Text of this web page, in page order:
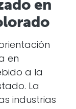
en
en
a la
La
industrias